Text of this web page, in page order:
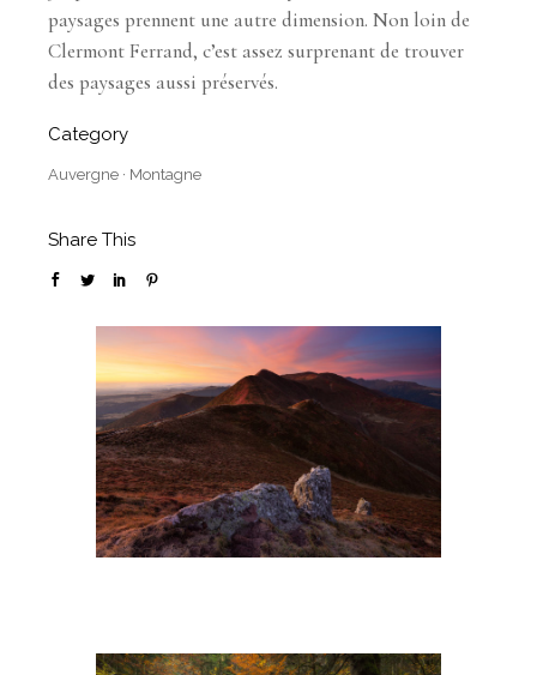
paysages prennent une autre dimension. Non loin de
Clermont Ferrand, c’est assez surprenant de trouver
des paysages aussi préservés.
Category
Auvergne · Montagne
Share This